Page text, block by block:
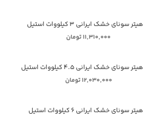
هیتر سونای خشک ایرانی ۳ کیلووات استیل
۱۱,۳۱۰,۰۰۰ تومان
هیتر سونای خشک ایرانی ۴.۵ کیلووات استیل
۱۲,۰۳۰,۰۰۰ تومان
هیتر سونای خشک ایرانی ۶ کیلووات استیل